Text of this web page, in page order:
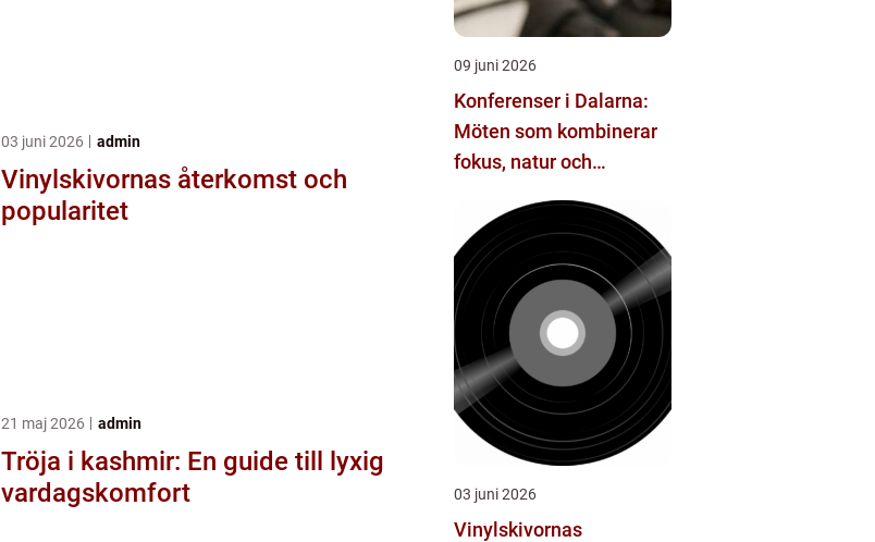
03 juni 2026 admin
Vinylskivornas återkomst och
popularitet
21 maj 2026 admin
Tröja i kashmir: En guide till lyxig
vardagskomfort
09 juni 2026
Konferenser i Dalarna:
Möten som kombinerar
fokus, natur och
03 juni 2026
Vinylskivornas